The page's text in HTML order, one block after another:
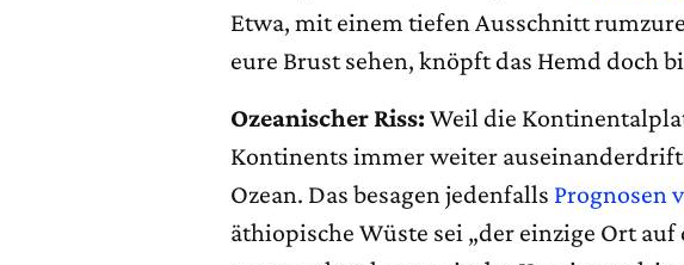
Etwa, mit einem tiefen Ausschnitt
eure Brust sehen, knöpft das Hemd doch
Ozeanischer Riss: Weil die
Kontinents immer weiter
Ozean. Das besagen jedenfalls Prognosen
äthiopische Wüste sei „der einzige Ort auf